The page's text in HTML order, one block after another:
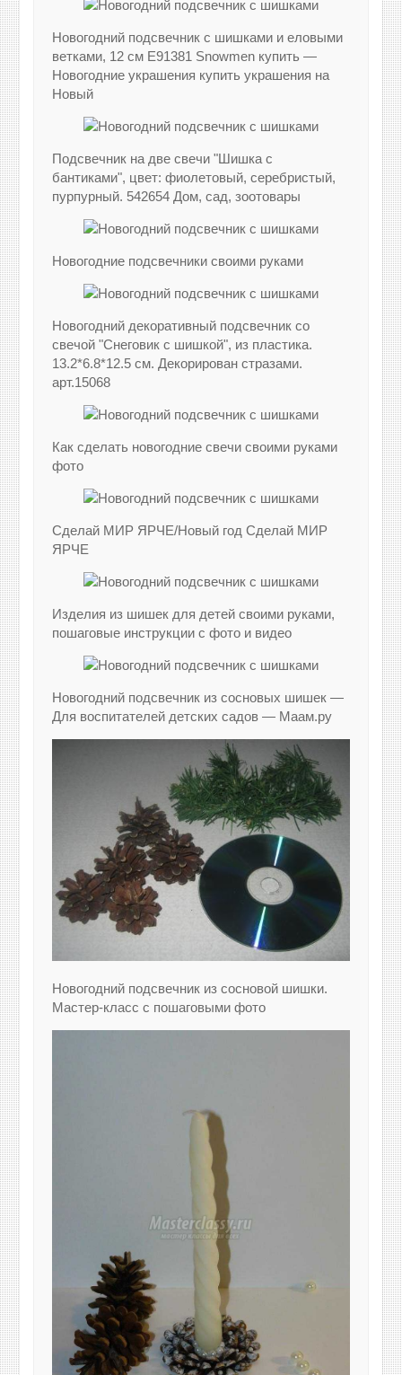
Новогодний подсвечник с шишками и еловыми
ветками, 12 см Е91381 Snowmen купить —
Новогодние украшения купить украшения на
Новый
Подсвечник на две свечи "Шишка с
бантиками", цвет: фиолетовый, серебристый,
пурпурный. 542654 Дом, сад, зоотовары
Новогодние подсвечники своими руками
Новогодний декоративный подсвечник со
свечой "Снеговик с шишкой", из пластика.
13.2*6.8*12.5 см. Декорирован стразами.
арт.15068
Как сделать новогодние свечи своими руками
фото
Сделай МИР ЯРЧЕ/Новый год Сделай МИР
ЯРЧЕ
Изделия из шишек для детей своими руками,
пошаговые инструкции с фото и видео
Новогодний подсвечник из сосновых шишек —
Для воспитателей детских садов — Маам.ру
Новогодний подсвечник из сосновой шишки.
Мастер-класс с пошаговыми фото